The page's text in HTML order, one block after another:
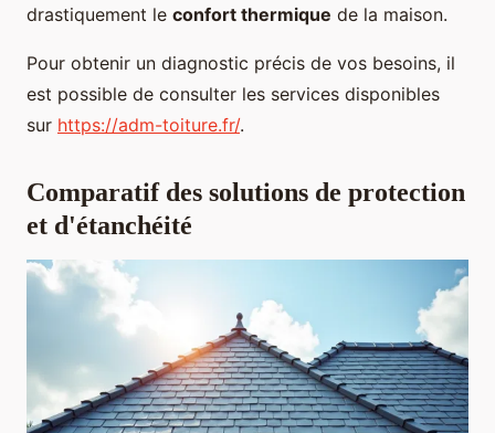
drastiquement le confort thermique de la maison.
Pour obtenir un diagnostic précis de vos besoins, il
est possible de consulter les services disponibles
sur https://adm-toiture.fr/.
Comparatif des solutions de protection
et d'étanchéité